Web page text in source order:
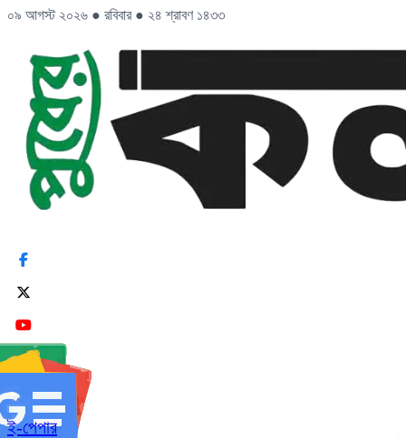
০৯ আগস্ট ২০২৬ ● রবিবার ● ২৪ শ্রাবণ ১৪৩৩
ই-পেপার